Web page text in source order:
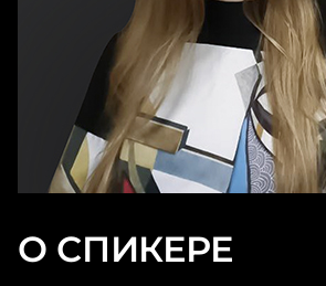
О СПИКЕРЕ